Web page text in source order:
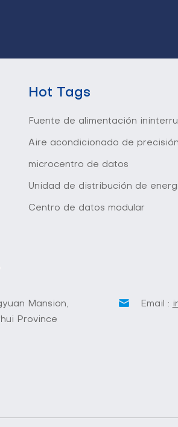
Hot Tags
Fuente de alimentación
Aire acondicionado de precisión
microcentro de datos
Unidad de distribución de
Centro de datos modular
Mansion,
Province
Email :